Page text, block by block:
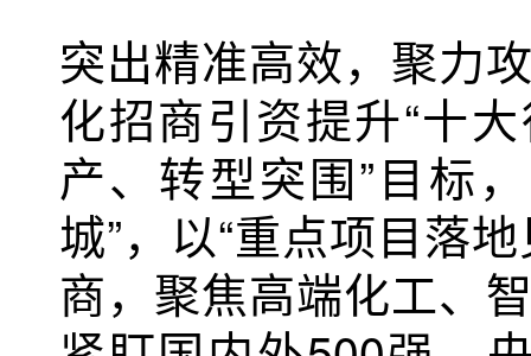
突出精准高效，聚力
化招商引资提升“十
产、转型突围”目标
城”，以“重点项目落
商，聚焦高端化工、